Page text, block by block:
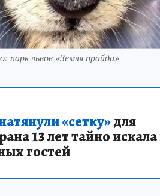
львов «Земля прайда»
«сетку»для
13 лет тайно
гостей